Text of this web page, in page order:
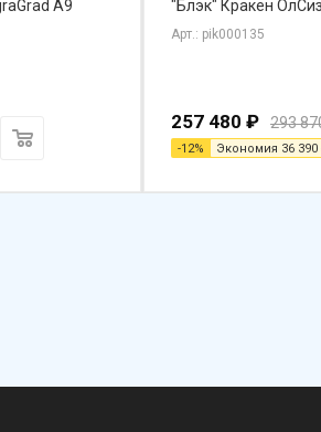
А9
"Блэк" Кракен
Арт.: pik000135
257 480 ₽ 293
-12% Экономия 36 390